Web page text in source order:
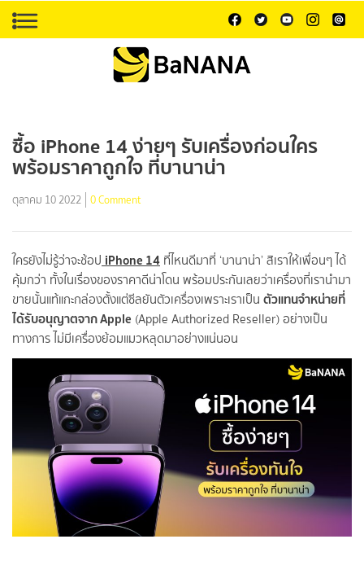
ซื้อ iPhone 14 ง่ายๆ รับเครื่องก่อนใคร
พร้อมราคาถูกใจ ที่บานาน่า
ตุลาคม 10 2022 0 Comment
ใครยังไม่รู้ว่าจะช้อป iPhone 14 ที่ไหนดีมาที่ ‘บานาน่า’ สิเราให้เพื่อนๆ ได้
คุ้มกว่า ทั้งในเรื่องของราคาดีน่าโดน พร้อมประกันเลยว่าเครื่องที่เรานำมา
ขายนั้นแท้แกะกล่องตั้งแต่ซีลยันตัวเครื่องเพราะเราเป็น ตัวแทนจำหน่ายที่
ได้รับอนุญาตจาก Apple (Apple Authorized Reseller) อย่างเป็น
ทางการ ไม่มีเครื่องย้อมแมวหลุดมาอย่างแน่นอน